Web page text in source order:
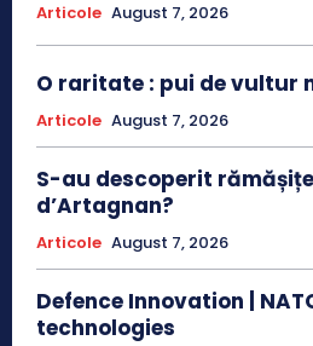
Articole August 7, 2026
O raritate : pui de vultur
Articole August 7, 2026
S-au descoperit
d’Artagnan?
Articole August 7, 2026
Defence Innovation |
technologies